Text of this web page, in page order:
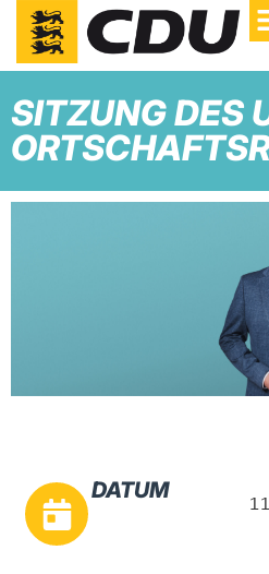
SITZUNG DES
DATUM